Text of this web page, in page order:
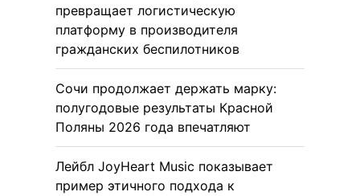
превращает логистическую
платформу в производителя
гражданских беспилотников
Сочи продолжает держать марку:
полугодовые результаты Красной
Поляны 2026 года впечатляют
Лейбл JoyHeart Music показывает
пример этичного подхода к